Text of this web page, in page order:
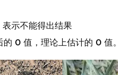
示不能得出结果
0 值，理论上估计的 0 值。